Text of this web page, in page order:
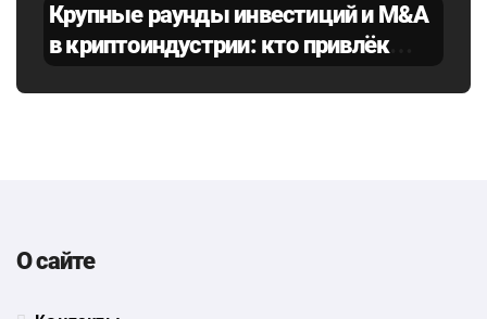
Крупные раунды инвестиций и M&A
в криптоиндустрии: кто привлёк
О сайте